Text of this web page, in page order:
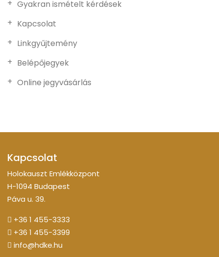
Gyakran ismételt kérdések
Kapcsolat
Linkgyűjtemény
Belépőjegyek
Online jegyvásárlás
Kapcsolat
Holokauszt Emlékközpont
H-1094 Budapest
Páva u. 39.
+36 1 455-3333
+36 1 455-3399
info@hdke.hu